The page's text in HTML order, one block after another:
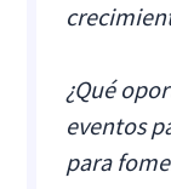
¿Qué
eventos
para